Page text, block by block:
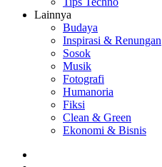
Lainnya
Budaya
Inspirasi & Renungan
Sosok
Musik
Fotografi
Humanoria
Fiksi
Clean & Green
Ekonomi & Bisnis